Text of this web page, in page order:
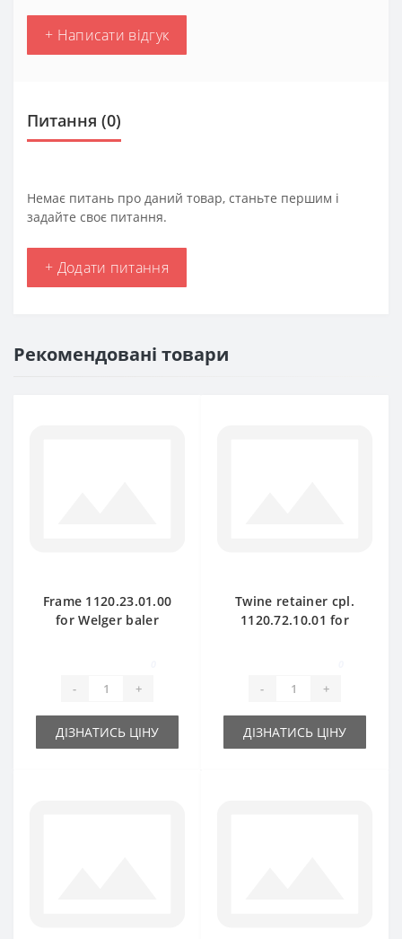
+ Написати відгук
Питання (0)
Немає питань про даний товар, станьте першим і
задайте своє питання.
+ Додати питання
Рекомендовані товари
Frame 1120.23.01.00
for Welger baler
- +
ДІЗНАТИСЬ ЦІНУ
Twine retainer cpl.
1120.72.10.01 for
- +
ДІЗНАТИСЬ ЦІНУ